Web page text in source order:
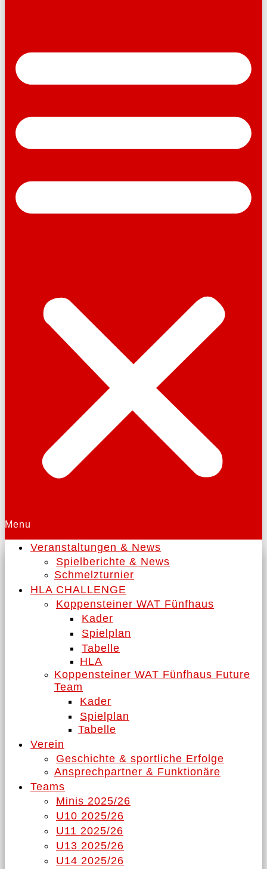
Menu
Veranstaltungen & News
Spielberichte & News
Schmelzturnier
HLA CHALLENGE
Koppensteiner WAT Fünfhaus
Kader
Spielplan
Tabelle
HLA
Koppensteiner WAT Fünfhaus Future
Team
Kader
Spielplan
Tabelle
Verein
Geschichte & sportliche Erfolge
Ansprechpartner & Funktionäre
Teams
Minis 2025/26
U10 2025/26
U11 2025/26
U13 2025/26
U14 2025/26